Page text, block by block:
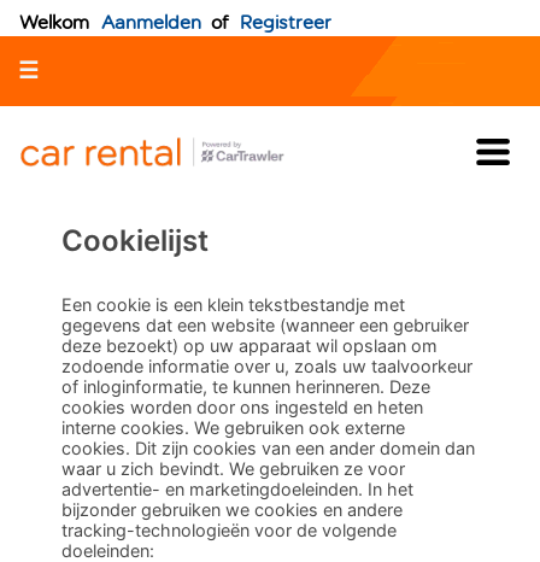
Welkom Aanmelden of Registreer
☰
Cookielijst
Een cookie is een klein tekstbestandje met
gegevens dat een website (wanneer een gebruiker
deze bezoekt) op uw apparaat wil opslaan om
zodoende informatie over u, zoals uw taalvoorkeur
of inloginformatie, te kunnen herinneren. Deze
cookies worden door ons ingesteld en heten
interne cookies. We gebruiken ook externe
cookies. Dit zijn cookies van een ander domein dan
waar u zich bevindt. We gebruiken ze voor
advertentie- en marketingdoeleinden. In het
bijzonder gebruiken we cookies en andere
tracking-technologieën voor de volgende
doeleinden: